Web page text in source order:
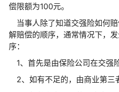
偿限额为100元。
当事人除了知道交强险如何
解赔偿的顺序，通常情况下，
序：
1、首先是由保险公司在交强
2、如有不足的，由商业第三